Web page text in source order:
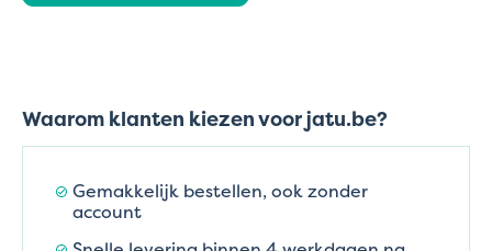
Waarom klanten kiezen voor jatu.be?
Gemakkelijk bestellen, ook zonder
account